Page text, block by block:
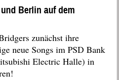
Berlin auf dem
zunächst ihre
neue Songs im PSD Bank
Electric Halle) in